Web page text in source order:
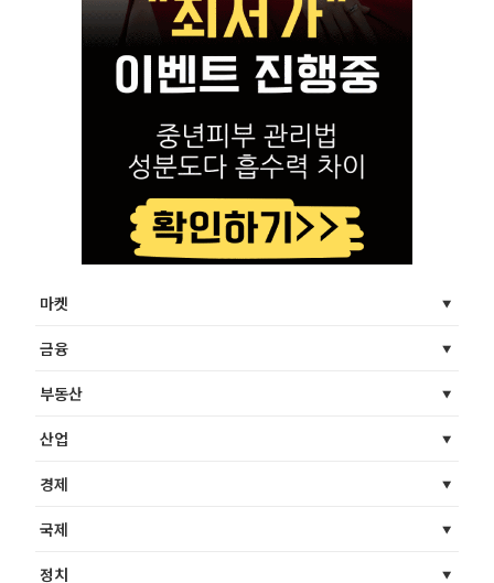
마켓
금융
부동산
산업
경제
국제
정치